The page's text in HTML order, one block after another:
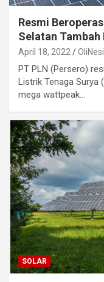
Resmi
Selatan Tambah
April 18, 2022
PT PLN (Persero)
Listrik Tenaga Surya
mega wattpeak…
SOLAR